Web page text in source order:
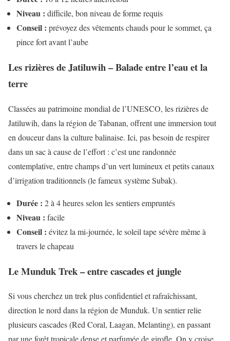
Niveau : difficile, bon niveau de forme requis
Conseil : prévoyez des vêtements chauds pour le sommet, ça
pince fort avant l’aube
Les rizières de Jatiluwih – Balade entre l’eau et la
terre
Classées au patrimoine mondial de l’UNESCO, les rizières de
Jatiluwih, dans la région de Tabanan, offrent une immersion tout
en douceur dans la culture balinaise. Ici, pas besoin de respirer
dans un sac à cause de l’effort : c’est une randonnée
contemplative, entre champs d’un vert lumineux et petits canaux
d’irrigation traditionnels (le fameux système Subak).
Durée : 2 à 4 heures selon les sentiers empruntés
Niveau : facile
Conseil : évitez la mi-journée, le soleil tape sévère même à
travers le chapeau
Le Munduk Trek – entre cascades et jungle
Si vous cherchez un trek plus confidentiel et rafraîchissant,
direction le nord dans la région de Munduk. Un sentier relie
plusieurs cascades (Red Coral, Laagan, Melanting), en passant